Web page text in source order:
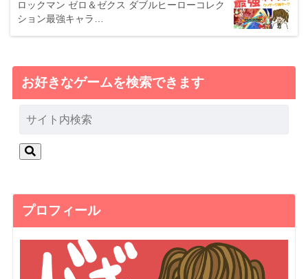
ロックマン ゼロ＆ゼクス ダブルヒーローコレク
ション最強キャラ…
お好きなゲームを検索できます
プロフィール